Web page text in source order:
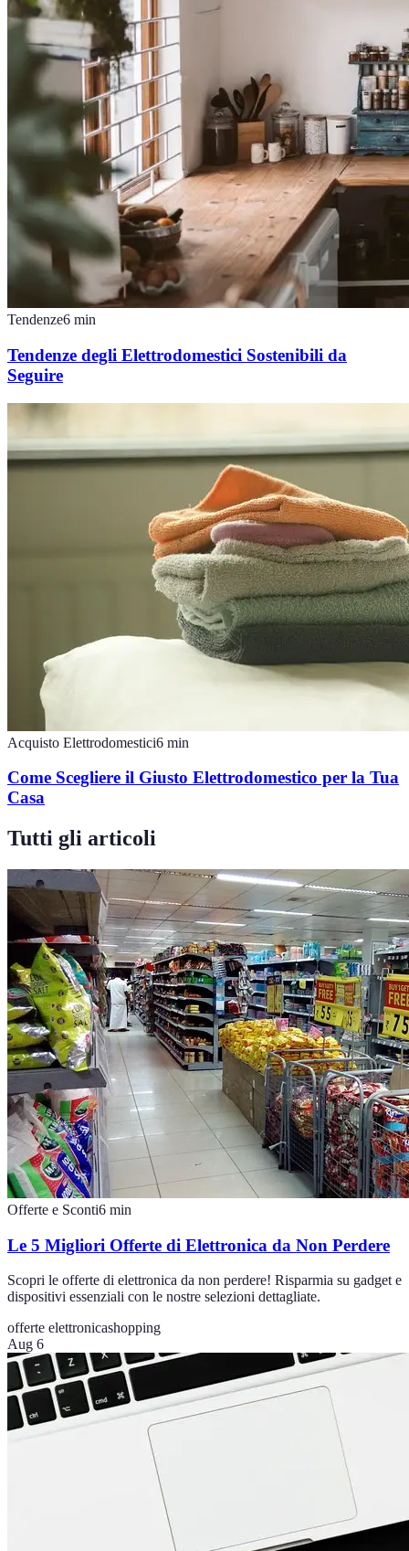
Tendenze6 min
Tendenze degli Elettrodomestici Sostenibili da
Seguire
Acquisto Elettrodomestici6 min
Come Scegliere il Giusto Elettrodomestico per la Tua
Casa
Tutti gli articoli
Offerte e Sconti6 min
Le 5 Migliori Offerte di Elettronica da Non Perdere
Scopri le offerte di elettronica da non perdere! Risparmia su gadget e
dispositivi essenziali con le nostre selezioni dettagliate.
offerte elettronicashopping
Aug 6